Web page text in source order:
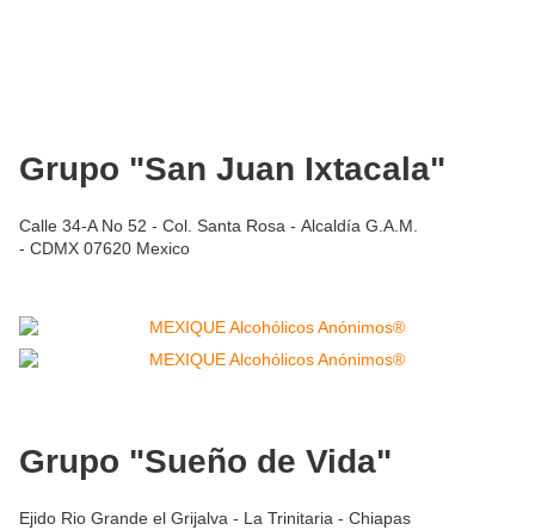
Grupo "San Juan Ixtacala"
Calle 34-A No 52 - Col. Santa Rosa - Alcaldía G.A.M.
- CDMX 07620 Mexico
Grupo "Sueño de Vida"
Ejido Rio Grande el Grijalva - La Trinitaria - Chiapas